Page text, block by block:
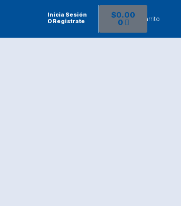
Inicia Sesión
O Registrate
$0.00
0 Ver Carrito